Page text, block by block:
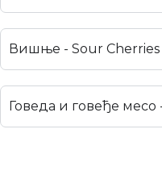
Вишње - Sour Cherries
Говеда и говеђе